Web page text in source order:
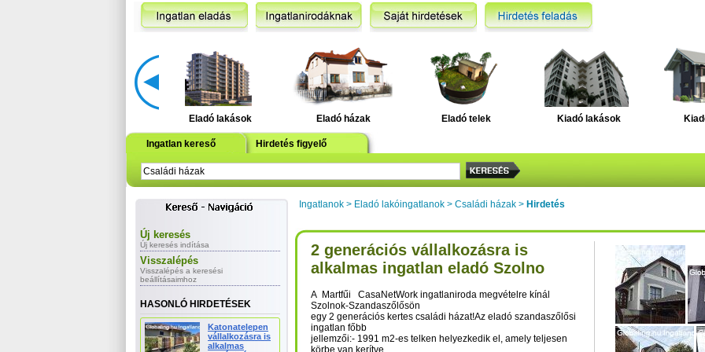
Eladó lakások Eladó házak Eladó telek Kiadó lakások
Ingatlan kereső Hirdetés figyelő
Új keresés
Új keresés indítása
Visszalépés
Visszalépés a keresési
beállításaimhoz
HASONLÓ HIRDETÉSEK
Katonatelepen
vállalkozásra is
alkalmas
Ingatlanok > Eladó lakóingatlanok > Családi házak > Hirdetés
2 generációs vállalkozásra is
alkalmas ingatlan eladó Szolno
A Martfűi CasaNetWork ingatlaniroda megvételre kínál
Szolnok-Szandaszőlősön
egy 2 generációs kertes családi házat!Az eladó szandaszőlősi
ingatlan főbb
jellemzői:- 1991 m2-es telken helyezkedik el, amely teljesen
körbe van kerítve